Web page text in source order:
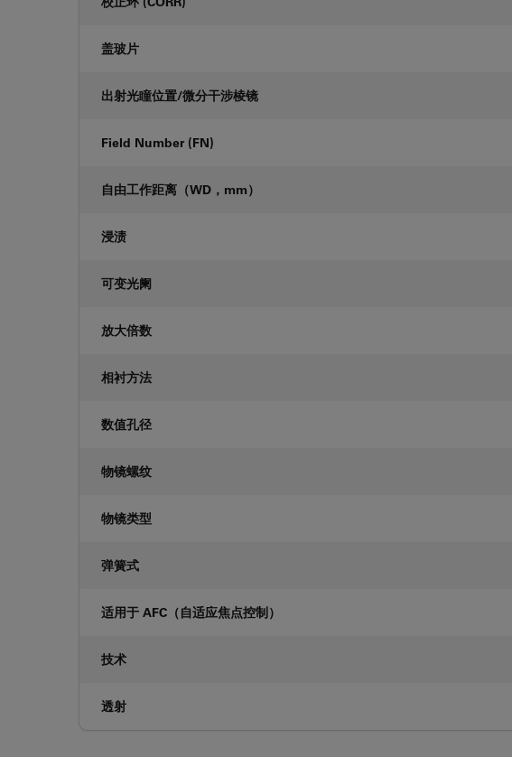
盖玻片
出射光瞳位置/微分干涉棱镜
Field Number (FN)
自由工作距离（WD，mm）
浸渍
可变光阑
放大倍数
相衬方法
数值孔径
物镜螺纹
物镜类型
弹簧式
适用于 AFC（自适应焦点控制）
技术
透射